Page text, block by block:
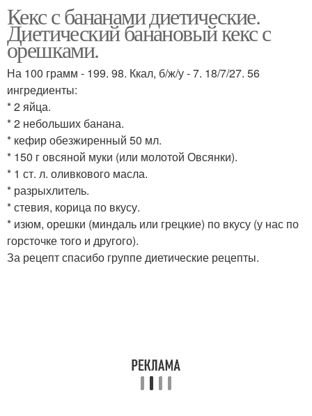
Кекс с творогом Овсяные кексы
Кексы с бананом
Овсяный кекс
Кекс в мультиварке
Кекс с бананами диетические.
Диетический банановый кекс с
орешками.
На 100 грамм - 199. 98. Ккал, б/ж/у - 7. 18/7/27. 56
ингредиенты:
* 2 яйца.
* 2 небольших банана.
* кефир обезжиренный 50 мл.
* 150 г овсяной муки (или молотой Овсянки).
* 1 ст. л. оливкового масла.
* разрыхлитель.
* стевия, корица по вкусу.
* изюм, орешки (миндаль или грецкие) по вкусу (у нас по
горсточке того и другого).
За рецепт спасибо группе диетические рецепты.